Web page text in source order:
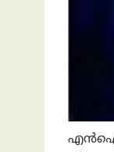
എൻ‌ഐ‌എ